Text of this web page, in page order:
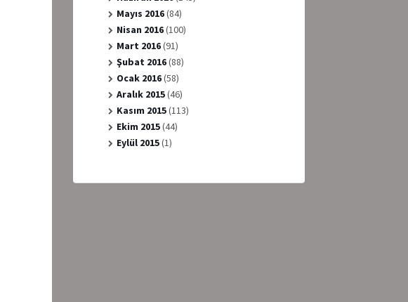
Mayıs 2016(84)
Nisan 2016(100)
Mart 2016(91)
Şubat 2016(88)
Ocak 2016(58)
Aralık 2015(46)
Kasım 2015(113)
Ekim 2015(44)
Eylül 2015(1)